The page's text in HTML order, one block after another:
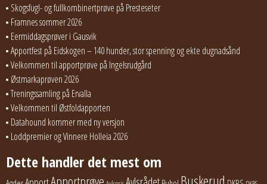
Skogsfugl- og fullkombinertprøve på Presteseter
Framnes sommer 2026
Eermiddagsprøver i Gausvik
Apportfest på Eidskogen – 140 hunder, stor spenning og ekte dugnadsånd
Velkommen til apportprøve på Ingelsrudgård
Østmarkaprøven 2026
Treningssamling på Ervalla
Velkommen til Østfoldapporten
Datahound kommer med ny versjon
Loddpremier og Vinnere Holleia 2026
Dette handler det mest om